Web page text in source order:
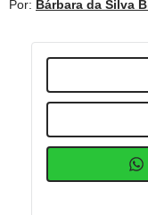
Por: Bárbara da Silva